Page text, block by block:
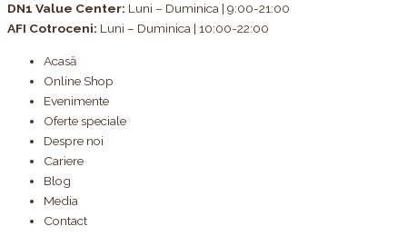
DN1 Value Center: Luni – Duminica | 9:00-21:00
AFI Cotroceni: Luni – Duminica | 10:00-22:00
Acasă
Online Shop
Evenimente
Oferte speciale
Despre noi
Cariere
Blog
Media
Contact